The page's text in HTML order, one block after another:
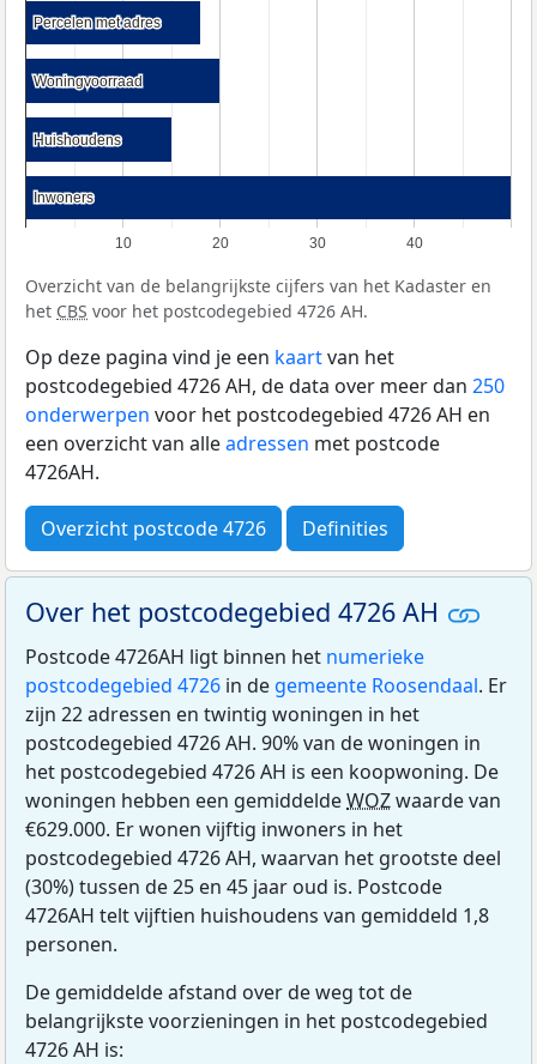
10 20 30 40
Percelen met adres
Percelen met adres
Woningvoorraad
Woningvoorraad
Huishoudens
Huishoudens
Inwoners
Inwoners
Overzicht van de belangrijkste cijfers van het Kadaster en
het CBS voor het postcodegebied 4726 AH.
Op deze pagina vind je een kaartvan het
postcodegebied 4726 AH, de data over meer dan 250
onderwerpen voor het postcodegebied 4726 AH en
een overzicht van alleadressen met postcode
4726AH.
Overzicht postcode 4726 Definities
Over het postcodegebied 4726 AH
Postcode 4726AH ligt binnen het numerieke
postcodegebied 4726 in de gemeente Roosendaal. Er
zijn 22 adressen en twintig woningen in het
postcodegebied 4726 AH. 90% van de woningen in
het postcodegebied 4726 AH is een koopwoning. De
woningen hebben een gemiddeldeWOZwaarde van
€629.000. Er wonen vijftig inwoners in het
postcodegebied 4726 AH, waarvan het grootste deel
(30%) tussen de 25 en 45 jaar oud is. Postcode
4726AH telt vijftien huishoudens van gemiddeld 1,8
personen.
De gemiddelde afstand over de weg tot de
belangrijkste voorzieningen in het postcodegebied
4726 AH is: